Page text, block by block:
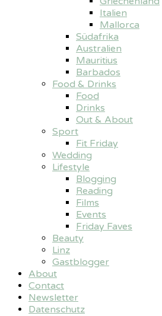
Italien
Mallorca
Südafrika
Australien
Mauritius
Barbados
Food & Drinks
Food
Drinks
Out & About
Sport
Fit Friday
Wedding
Lifestyle
Blogging
Reading
Films
Events
Friday Faves
Beauty
Linz
Gastblogger
About
Contact
Newsletter
Datenschutz